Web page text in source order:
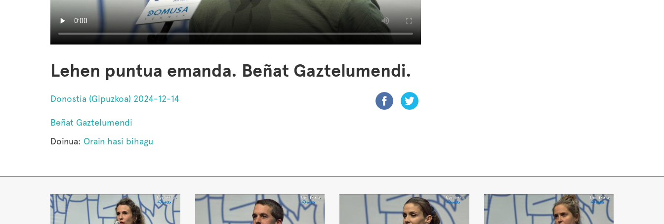
Lehen puntua emanda. Beñat Gaztelumendi.
Donostia (Gipuzkoa) 2024-12-14
Beñat Gaztelumendi
Doinua: Orain hasi bihagu